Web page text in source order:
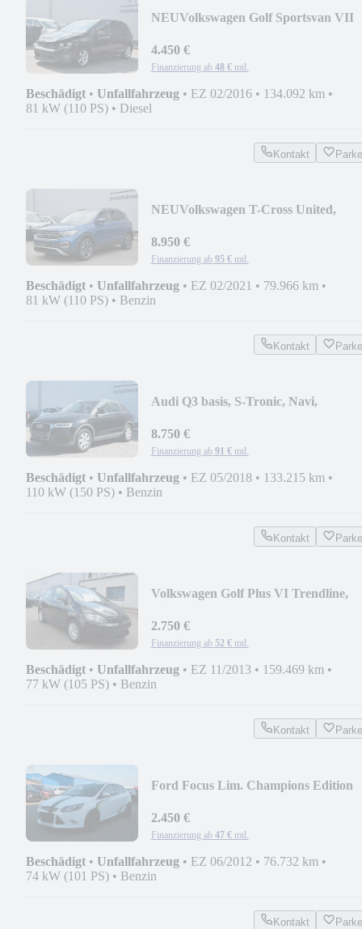
NEUVolkswagen Golf Sportsvan VII
4.450 €
Finanzierung ab 48 € mtl.
Beschädigt • Unfallfahrzeug • EZ 02/2016 • 134.092 km •
81 kW (110 PS) • Diesel
Kontakt
NEUVolkswagen T-Cross United,
8.950 €
Finanzierung ab 95 € mtl.
Beschädigt • Unfallfahrzeug • EZ 02/2021 • 79.966 km •
81 kW (110 PS) • Benzin
Kontakt
Audi Q3 basis, S-Tronic, Navi,
8.750 €
Finanzierung ab 91 € mtl.
Beschädigt • Unfallfahrzeug • EZ 05/2018 • 133.215 km •
110 kW (150 PS) • Benzin
Kontakt
Volkswagen Golf Plus VI Trendline,
2.750 €
Finanzierung ab 52 € mtl.
Beschädigt • Unfallfahrzeug • EZ 11/2013 • 159.469 km •
77 kW (105 PS) • Benzin
Kontakt
Ford Focus Lim. Champions Edition
2.450 €
Finanzierung ab 47 € mtl.
Beschädigt • Unfallfahrzeug • EZ 06/2012 • 76.732 km •
74 kW (101 PS) • Benzin
Kontakt